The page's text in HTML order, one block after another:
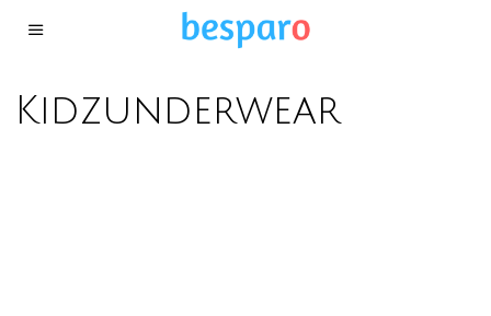
Kidzunderwear